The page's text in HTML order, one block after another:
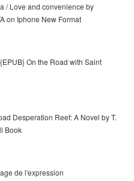
/ Love and convenience by
on Iphone New Format
On the Road with Saint
Desperation Reef: A Novel by T.
Book
de l'expression